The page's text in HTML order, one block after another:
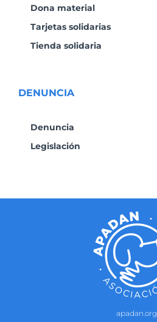
Dona material
Tarjetas solidarias
Tienda solidaria
DENUNCIA
Denuncia
Legislación
apadan.org